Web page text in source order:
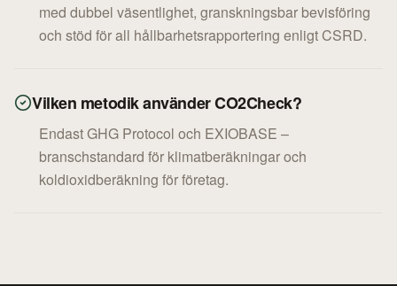
med dubbel väsentlighet, granskningsbar bevisföring
och stöd för all hållbarhetsrapportering enligt CSRD.
Vilken metodik använder CO2Check?
Endast GHG Protocol och EXIOBASE –
branschstandard för klimatberäkningar och
koldioxidberäkning för företag.